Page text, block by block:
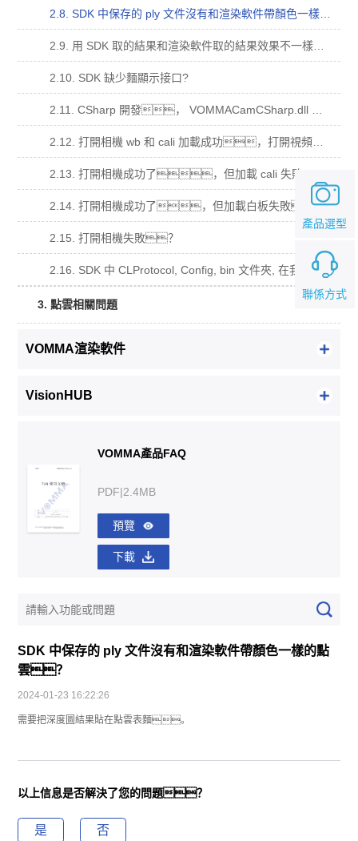
2.10. SDK 缺少麵顯示接口?
2.13. 打開相機成功了，但加載 cali 失敗
2.14. 打開相機成功了，但加載白板失敗。
2.15. 打開相機失敗？
2.16. SDK 中 CLProtocol, Config, bin 文件夾, 在我的工程中的用法？
3. 點雲相關問題
VOMMA渲染軟件
VisionHUB
VOMMA產品FAQ
PDF|2.4MB
預覽
下載
SDK 中保存的 ply 文件沒有和渲染軟件帶顏色一樣的點
雲？
2024-01-23 16:22:26
需要把深度圖結果貼在點雲表麵。
以上信息是否解決了您的問題？
是 否
聯係方式
產品選型